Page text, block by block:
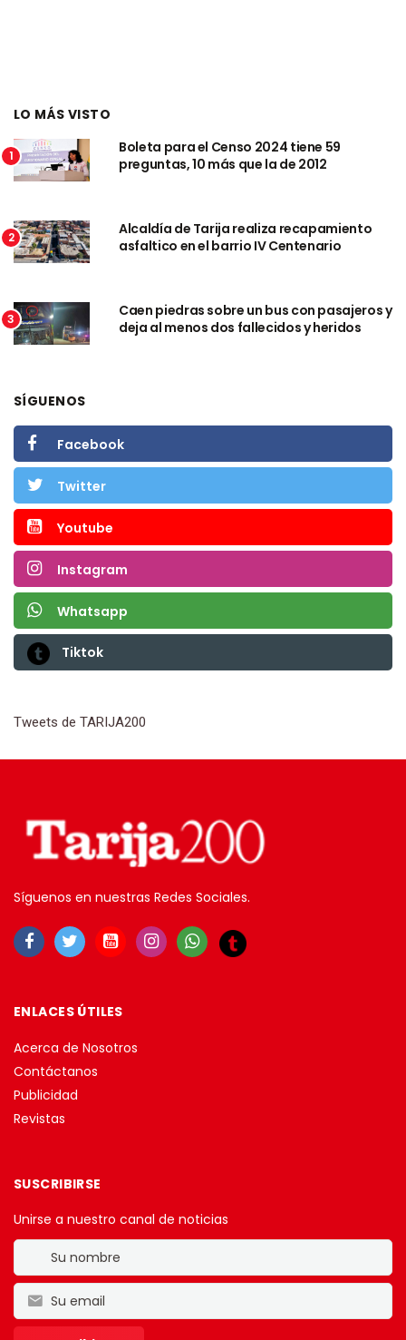
LO MÁS VISTO
1
Boleta para el Censo 2024 tiene 59
preguntas, 10 más que la de 2012
2
Alcaldía de Tarija realiza recapamiento
asfaltico en el barrio IV Centenario
3
Caen piedras sobre un bus con pasajeros y
deja al menos dos fallecidos y heridos
SÍGUENOS
Facebook
Twitter
Youtube
Instagram
Whatsapp
Tiktok
Tweets de TARIJA200
Síguenos en nuestras Redes Sociales.
ENLACES ÚTILES
Acerca de Nosotros
Contáctanos
Publicidad
Revistas
SUSCRIBIRSE
Unirse a nuestro canal de noticias